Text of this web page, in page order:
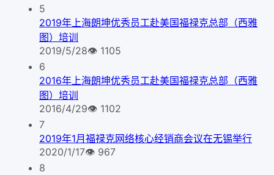
5
2019年上海朗坤优秀员工赴美国福禄克总部（西雅
图）培训
2019/5/28👁 1105
6
2016年上海朗坤优秀员工赴美国福禄克总部（西雅
图）培训
2016/4/29👁 1102
7
2019年1月福禄克网络核心经销商会议在无锡举行
2020/1/17👁 967
8